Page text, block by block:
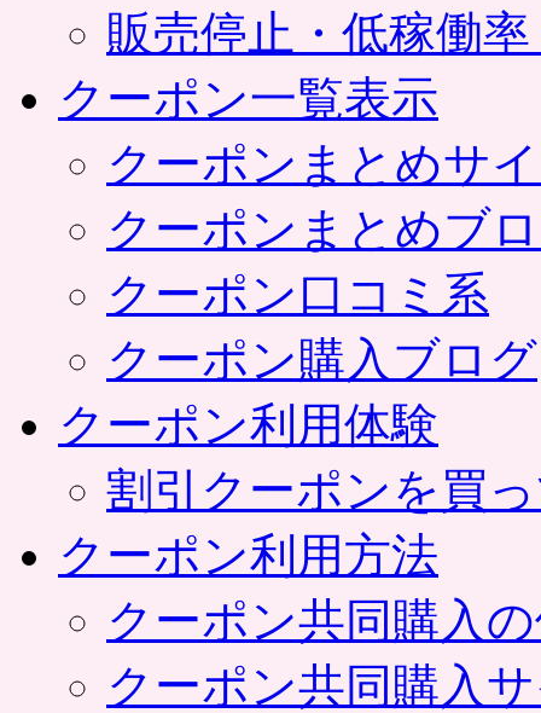
販売停止・低稼働
クーポン一覧表示
クーポンまとめサ
クーポンまとめブ
クーポン口コミ系
クーポン購入ブログ
クーポン利用体験
割引クーポンを買
クーポン利用方法
クーポン共同購入
クーポン共同購入